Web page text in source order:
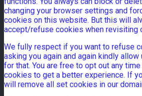
changing your browser settings and
cookies on this website. But this will
accept/refuse cookies when revisiting
We fully respect if you want to refuse
asking you again and again kindly
for that. You are free to opt out any
cookies to get a better experience. If
will remove all set cookies in our